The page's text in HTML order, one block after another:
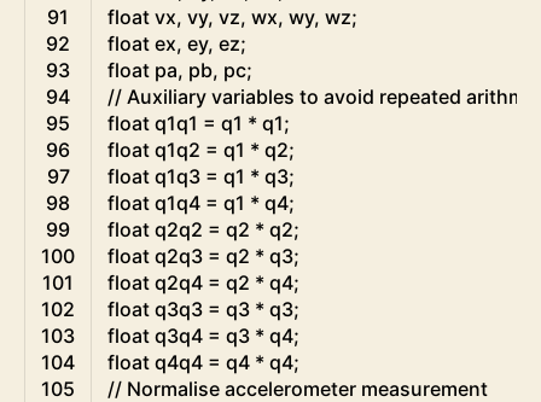
91
92
93
94
95
96
97
98
99
100
101
102
103
104
105
float vx, vy, vz, wx, wy, wz;
float ex, ey, ez;
float pa, pb, pc;
// Auxiliary variables to avoid repeated
float q1q1 = q1 * q1;
float q1q2 = q1 * q2;
float q1q3 = q1 * q3;
float q1q4 = q1 * q4;
float q2q2 = q2 * q2;
float q2q3 = q2 * q3;
float q2q4 = q2 * q4;
float q3q3 = q3 * q3;
float q3q4 = q3 * q4;
float q4q4 = q4 * q4;
// Normalise accelerometer measurement